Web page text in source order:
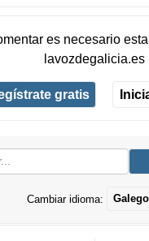
es necesario
lavozdegalicia.es
gratis
Cambiar idioma: Galego